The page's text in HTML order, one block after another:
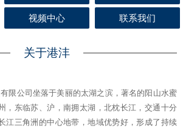
视频中心 联系我们
关于港沣
限公司坐落于美丽的太湖之滨，著名的阳山水蜜
，东临苏、沪，南拥太湖，北枕长江，交通十分
江三角洲的中心地带，地域优势好，形成了持续